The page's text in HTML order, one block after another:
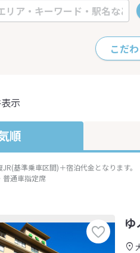
こだ
示
順
基準乗車区間)＋宿泊代金となります。
普通車指定席